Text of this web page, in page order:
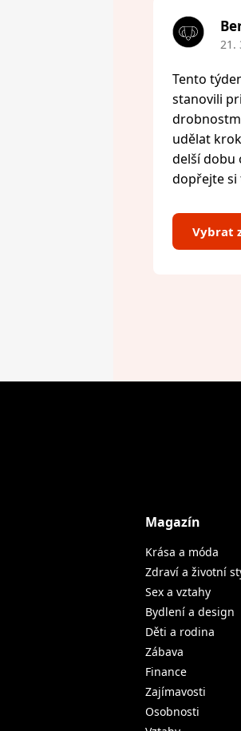
21.
Tento
stanovili
udělat
delší dobu
dopřejte si
Vybrat
Magazín
Krása a móda
Zdraví a životní
Sex a vztahy
Bydlení a design
Děti a rodina
Zábava
Finance
Zajímavosti
Osobnosti